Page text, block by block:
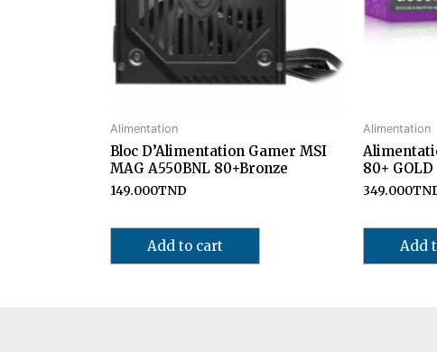
Alimentation
Bloc D’Alimentation Gamer MSI
MAG A550BNL 80+Bronze
149.000TND
Add to cart
Alimentation
80+ GOLD
349.000
Add